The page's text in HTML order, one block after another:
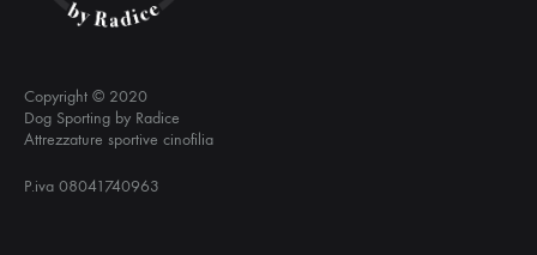
Copyright © 2020
Dog Sporting by Radice
Attrezzature sportive cinofilia
P.iva 08041740963